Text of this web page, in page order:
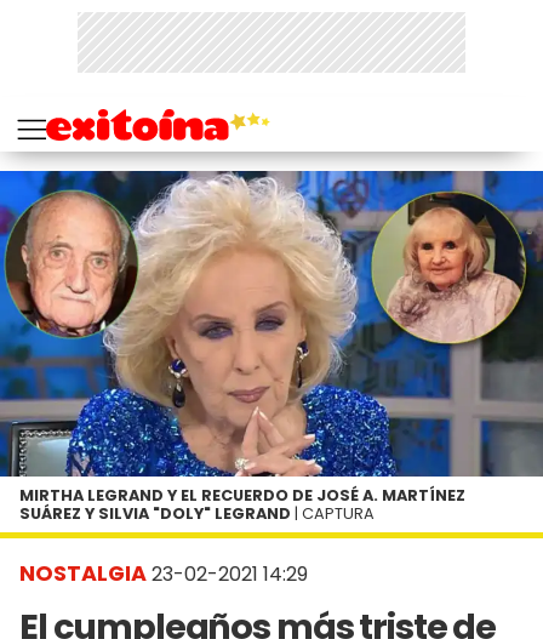
NOSTALGIA23-02-2021 14:29
El cumpleaños más triste de
MIRTHA LEGRAND Y EL RECUERDO DE JOSÉ A. MARTÍNEZ
SUÁREZ Y SILVIA "DOLY" LEGRAND | CAPTURA